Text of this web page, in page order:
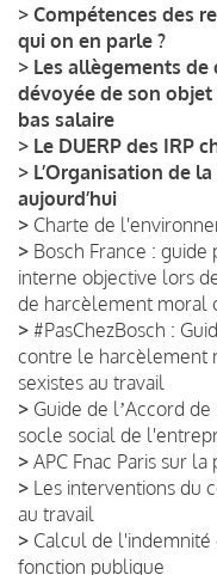
> Compétences des
qui on en parle ?
> Les allègements
dévoyée de son
bas salaire
> Le DUERP des IRP
> L’Organisation de
aujourd’hui
> Charte de
> Bosch France :
interne objective lors
de harcèlement moral
> #PasChezBosch :
contre le harcèlement
sexistes au travail
> Guide de lʼAccord
socle social de
> APC Fnac Paris sur
> Les interventions du
au travail
> Calcul de
fonction publique